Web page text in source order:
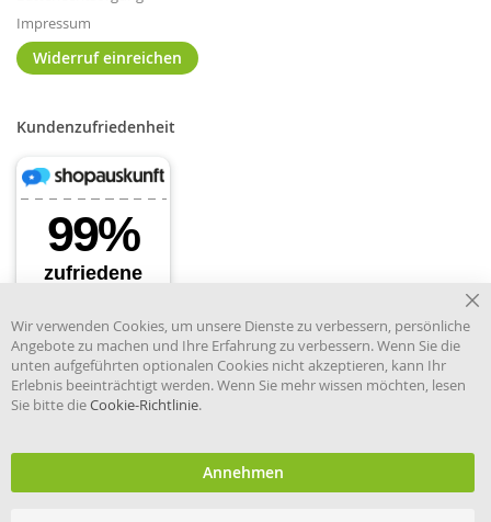
Impressum
Widerruf einreichen
Kundenzufriedenheit
Händler im offiziellen Register
und Information.
Wir verwenden Cookies, um unsere Dienste zu verbessern, persönliche
Angebote zu machen und Ihre Erfahrung zu verbessern. Wenn Sie die
unten aufgeführten optionalen Cookies nicht akzeptieren, kann Ihr
Erlebnis beeinträchtigt werden. Wenn Sie mehr wissen möchten, lesen
Sie bitte dieCookie-Richtlinie.
Annehmen